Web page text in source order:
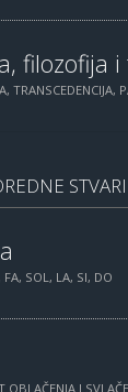
filozofija
TRANSCEDENCIJA,
STVARI
FA, SOL, LA, SI, DO
OBLAČENJA I